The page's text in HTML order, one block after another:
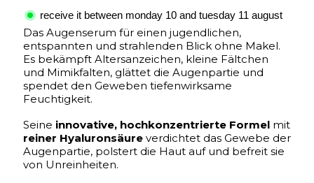
receive it between monday 10 and tuesday 11 august
Das Augenserum für einen jugendlichen,
entspannten und strahlenden Blick ohne Makel.
Es bekämpft Altersanzeichen, kleine Fältchen
und Mimikfalten, glättet die Augenpartie und
spendet den Geweben tiefenwirksame
Feuchtigkeit.
Seine innovative, hochkonzentrierte Formel mit
reiner Hyaluronsäure verdichtet das Gewebe der
Augenpartie, polstert die Haut auf und befreit sie
von Unreinheiten.